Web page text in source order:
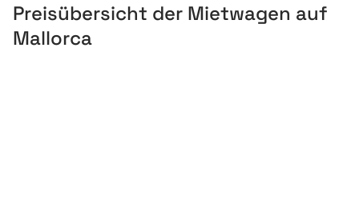
Preisübersicht der Mietwagen auf
Mallorca